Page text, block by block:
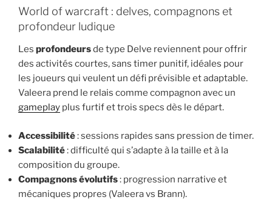
World of warcraft : delves, compagnons et
profondeur ludique
Les profondeursde type Delve reviennent pour offrir
des activités courtes, sans timer punitif, idéales pour
les joueurs qui veulent un défi prévisible et adaptable.
Valeera prend le relais comme compagnon avec un
gameplay plus furtif et trois specs dès le départ.
Accessibilité: sessions rapides sans pression de timer.
Scalabilité: difficulté qui s’adapte à la taille et à la
composition du groupe.
Compagnons évolutifs: progression narrative et
mécaniques propres (Valeera vs Brann).